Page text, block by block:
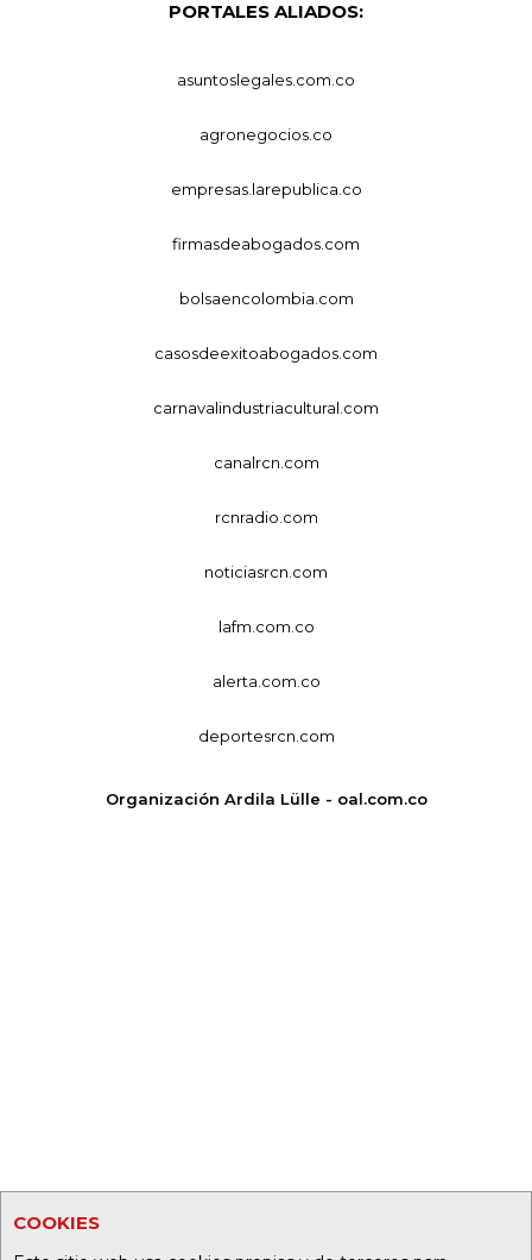
COOKIES
PORTALES ALIADOS:
asuntoslegales.com.co
agronegocios.co
empresas.larepublica.co
firmasdeabogados.com
bolsaencolombia.com
casosdeexitoabogados.com
carnavalindustriacultural.com
canalrcn.com
rcnradio.com
noticiasrcn.com
lafm.com.co
alerta.com.co
deportesrcn.com
Organización Ardila Lülle - oal.com.co